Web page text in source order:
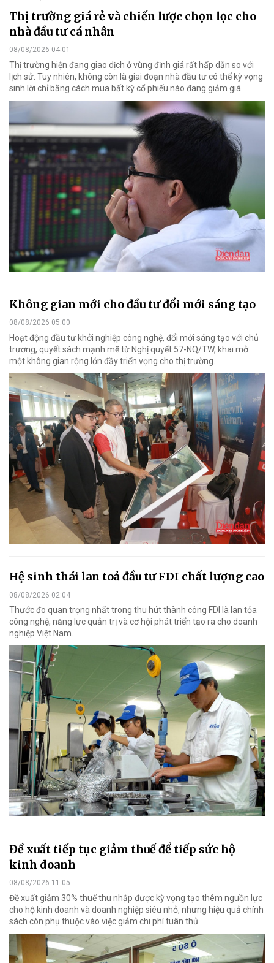
Thị trường giá rẻ và chiến lược chọn lọc cho
nhà đầu tư cá nhân
08/08/2026 04:01
Thị trường hiện đang giao dịch ở vùng định giá rất hấp dẫn so với
lịch sử. Tuy nhiên, không còn là giai đoạn nhà đầu tư có thể kỳ vọng
sinh lời chỉ bằng cách mua bất kỳ cổ phiếu nào đang giảm giá.
Không gian mới cho đầu tư đổi mới sáng tạo
08/08/2026 05:00
Hoạt động đầu tư khởi nghiệp công nghệ, đổi mới sáng tạo với chủ
trương, quyết sách mạnh mẽ từ Nghị quyết 57-NQ/TW, khai mở
một không gian rộng lớn đầy triển vọng cho thị trường.
Hệ sinh thái lan toả đầu tư FDI chất lượng cao
08/08/2026 02:04
Thước đo quan trọng nhất trong thu hút thành công FDI là lan tỏa
công nghệ, năng lực quản trị và cơ hội phát triển tạo ra cho doanh
nghiệp Việt Nam.
Đề xuất tiếp tục giảm thuế để tiếp sức hộ
kinh doanh
08/08/2026 11:05
Đề xuất giảm 30% thuế thu nhập được kỳ vọng tạo thêm nguồn lực
cho hộ kinh doanh và doanh nghiệp siêu nhỏ, nhưng hiệu quả chính
sách còn phụ thuộc vào việc giảm chi phí tuân thủ.